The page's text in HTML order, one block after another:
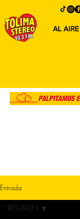
AL AIRE
Entrada
RESUMEN